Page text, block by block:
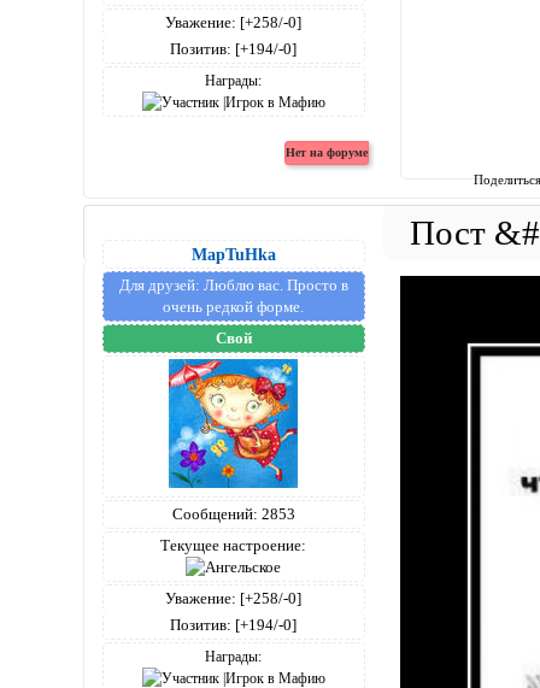
Уважение: [+258/-0]
Позитив: [+194/-0]
Награды:
MapTuHka
Для друзей: Люблю вас. Просто в
очень редкой форме.
Свой
Сообщений: 2853
Текущее настроение:
Уважение: [+258/-0]
Позитив: [+194/-0]
Награды: